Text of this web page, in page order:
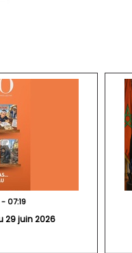
07:19
29 juin 2026